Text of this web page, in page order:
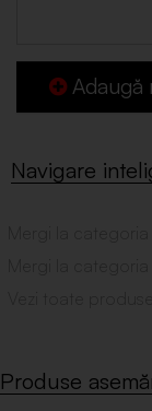
Adaugă
Produse